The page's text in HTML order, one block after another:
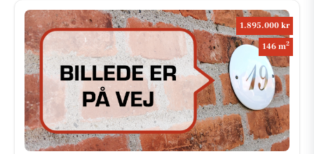
1.895.000 kr
146 m2